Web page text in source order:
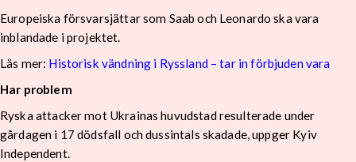
Europeiska försvarsjättar som Saab och Leonardo ska vara
inblandade i projektet.
Läs mer: Historisk vändning i Ryssland – tar in förbjuden vara
Har problem
Ryska attacker mot Ukrainas huvudstad resulterade under
gårdagen i 17 dödsfall och dussintals skadade, uppger Kyiv
Independent.